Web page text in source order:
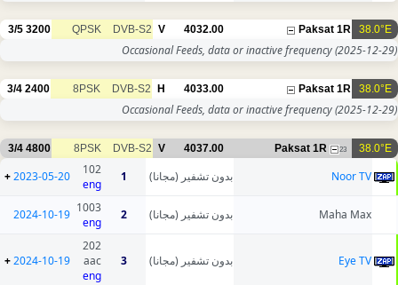
38.0°E
Paksat 1R
4032.00
V
DVB-S2
QPSK
3200
3/5
Occasional Feeds, data or inactive frequency(2025-12-29)
38.0°E
Paksat 1R
4033.00
H
DVB-S2
8PSK
2400
3/4
Occasional Feeds, data or inactive frequency(2025-12-29)
38.0°E
Paksat 1R 23
4037.00
V
DVB-S2
8PSK
4800
3/4
Noor TV بدون تشفير (مجانا) 1
102
eng
2023-05-20
+
Maha Max بدون تشفير (مجانا) 2
1003
eng
2024-10-19
Eye TV بدون تشفير (مجانا) 3
202
aac
eng
2024-10-19
+